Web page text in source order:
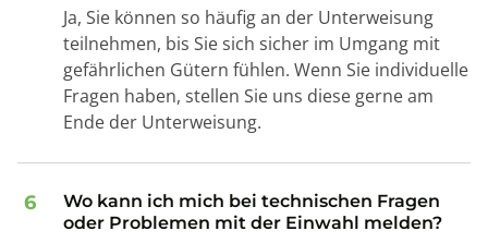
Ja, Sie können so häufig an der Unterweisung
teilnehmen, bis Sie sich sicher im Umgang mit
gefährlichen Gütern fühlen. Wenn Sie individuelle
Fragen haben, stellen Sie uns diese gerne am
Ende der Unterweisung.
6
Wo kann ich mich bei technischen Fragen
oder Problemen mit der Einwahl melden?